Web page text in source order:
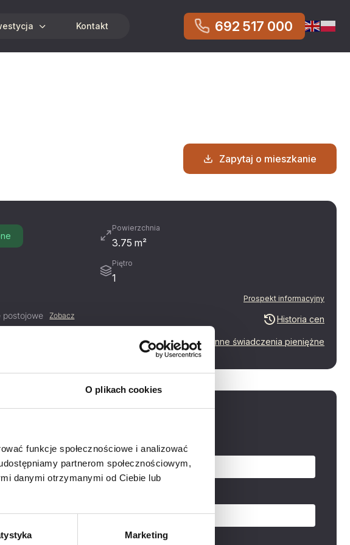
O plikach cookies
funkcje społecznościowe i analizować
partnerom społecznościowym,
danymi otrzymanymi od Ciebie lub
Marketing
Kontakt 692 517 000
Zapytaj o mieszkanie
Powierzchnia
3.75 m²
Piętro
1
postojowe Zobacz
Prospekt informacyjny
Historia cen
Inne świadczenia pieniężne
Imię i nazwisko